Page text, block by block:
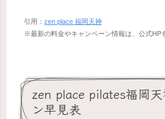
引用： zen place 福岡天神
※最新の料金やキャンペーン情報は、公式HP
zen place pilates福岡
ン早見表